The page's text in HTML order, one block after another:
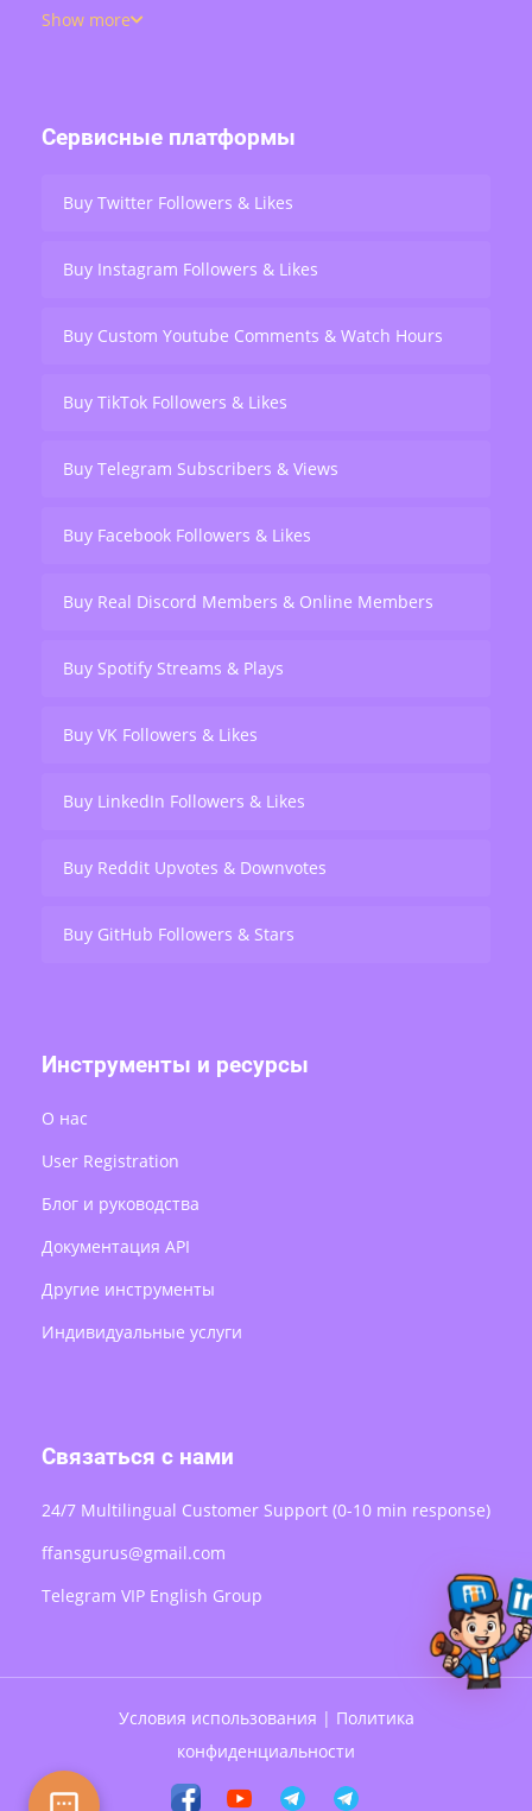
views, retweets, and live stream engagement — serving
Show more
Сервисные платформы
Buy Twitter Followers & Likes
Buy Instagram Followers & Likes
Buy Custom Youtube Comments & Watch Hours
Buy TikTok Followers & Likes
Buy Telegram Subscribers & Views
Buy Facebook Followers & Likes
Buy Real Discord Members & Online Members
Buy Spotify Streams & Plays
Buy VK Followers & Likes
Buy LinkedIn Followers & Likes
Buy Reddit Upvotes & Downvotes
Buy GitHub Followers & Stars
Инструменты и ресурсы
О нас
User Registration
Блог и руководства
Документация API
Другие инструменты
Индивидуальные услуги
Связаться с нами
24/7 Multilingual Customer Support (0-10 min response)
ffansgurus@gmail.com
Telegram VIP English Group
Условия использования | Политика
конфиденциальности